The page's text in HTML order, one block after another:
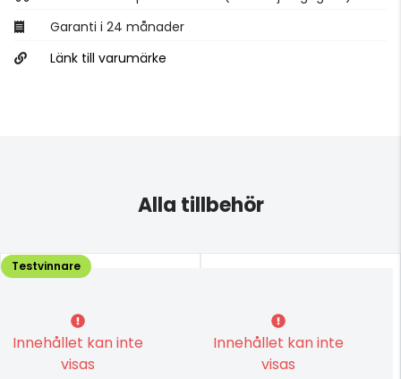
Garanti i 24 månader
Länk till varumärke
Alla tillbehör
Innehållet kan inte
visas
Testvinnare
Innehållet kan inte
visas